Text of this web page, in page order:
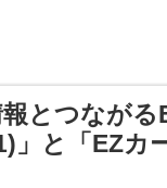
とつなが
」と「EZカ